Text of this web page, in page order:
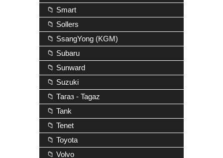
📁 Smart
📁 Sollers
📁 SsangYong (KGM)
📁 Subaru
📁 Sunward
📁 Suzuki
📁 Тагаз - Tagaz
📁 Tank
📁 Tenet
📁 Toyota
📁 Volvo